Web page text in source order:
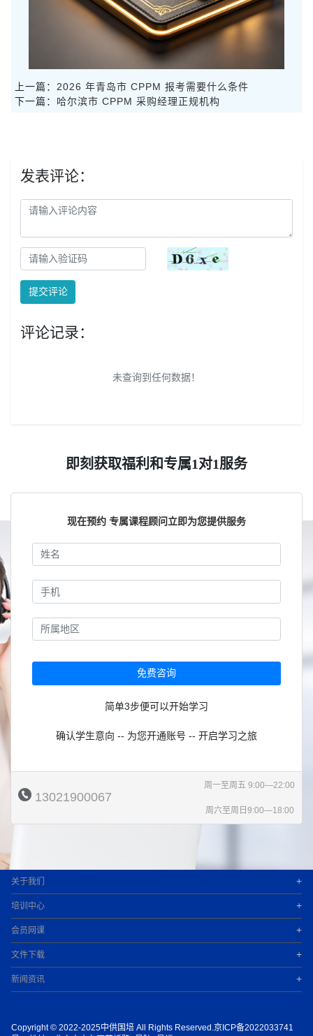
上一篇： 2026 年青岛市 CPPM 报考需要什么条件
下一篇： 哈尔滨市 CPPM 采购经理正规机构
发表评论：
提交评论
评论记录：
未查询到任何数据！
即刻获取福利和专属1对1服务
现在预约 专属课程顾问立即为您提供服务
免费咨询
简单3步便可以开始学习
确认学生意向 -- 为您开通账号 -- 开启学习之旅
13021900067
周一至周五 9:00—22:00
周六至周日9:00—18:00
关于我们 +
培训中心 +
会员网课 +
文件下载 +
新闻资讯 +
Copyright © 2022-2025中供国培 All Rights Reserved.京ICP备2022033741